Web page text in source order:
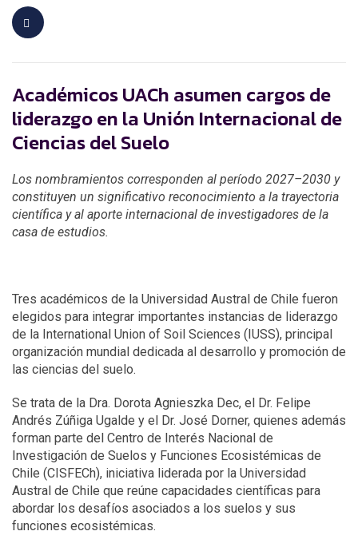
Académicos UACh asumen cargos de
liderazgo en la Unión Internacional de
Ciencias del Suelo
Los nombramientos corresponden al período 2027–2030 y
constituyen un significativo reconocimiento a la trayectoria
científica y al aporte internacional de investigadores de la
casa de estudios.
Tres académicos de la Universidad Austral de Chile fueron
elegidos para integrar importantes instancias de liderazgo
de la International Union of Soil Sciences (IUSS), principal
organización mundial dedicada al desarrollo y promoción de
las ciencias del suelo.
Se trata de la Dra. Dorota Agnieszka Dec, el Dr. Felipe
Andrés Zúñiga Ugalde y el Dr. José Dorner, quienes además
forman parte del Centro de Interés Nacional de
Investigación de Suelos y Funciones Ecosistémicas de
Chile (CISFECh), iniciativa liderada por la Universidad
Austral de Chile que reúne capacidades científicas para
abordar los desafíos asociados a los suelos y sus
funciones ecosistémicas.